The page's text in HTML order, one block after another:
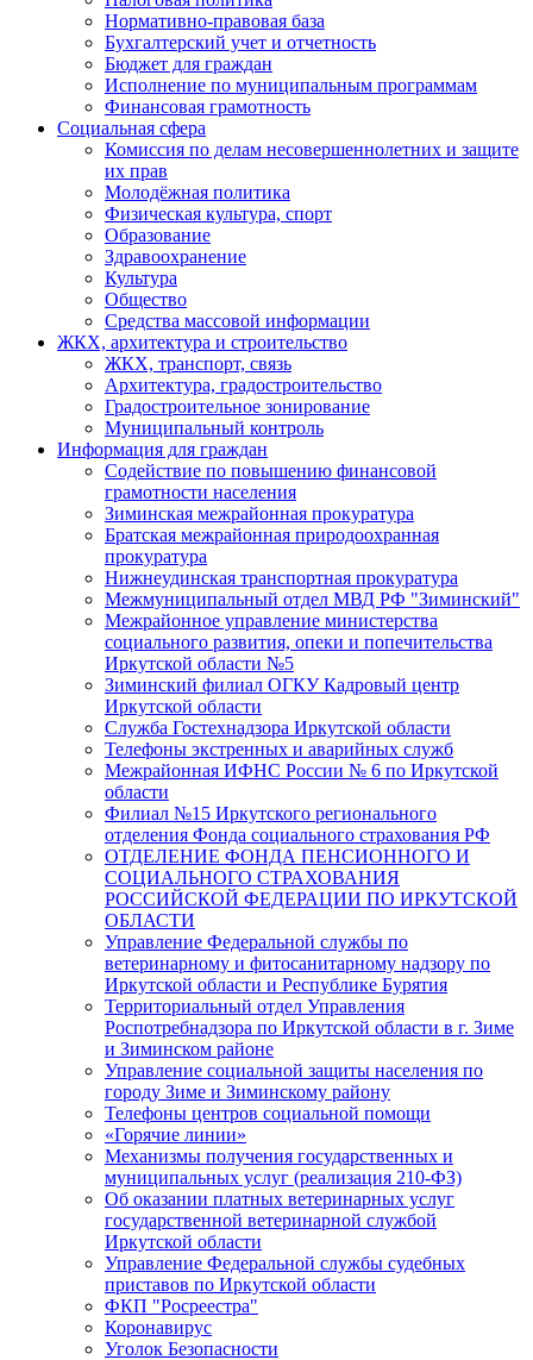
Нормативно-правовая база
Бухгалтерский учет и отчетность
Бюджет для граждан
Исполнение по муниципальным программам
Финансовая грамотность
Социальная сфера
Комиссия по делам несовершеннолетних и защите
их прав
Молодёжная политика
Физическая культура, спорт
Образование
Здравоохранение
Культура
Общество
Средства массовой информации
ЖКХ, архитектура и строительство
ЖКХ, транспорт, связь
Архитектура, градостроительство
Градостроительное зонирование
Муниципальный контроль
Информация для граждан
Содействие по повышению финансовой
грамотности населения
Зиминская межрайонная прокуратура
Братская межрайонная природоохранная
прокуратура
Нижнеудинская транспортная прокуратура
Межмуниципальный отдел МВД РФ "Зиминский"
Межрайонное управление министерства
социального развития, опеки и попечительства
Иркутской области №5
Зиминский филиал ОГКУ Кадровый центр
Иркутской области
Служба Гостехнадзора Иркутской области
Телефоны экстренных и аварийных служб
Межрайонная ИФНС России № 6 по Иркутской
области
Филиал №15 Иркутского регионального
отделения Фонда социального страхования РФ
ОТДЕЛЕНИЕ ФОНДА ПЕНСИОННОГО И
СОЦИАЛЬНОГО СТРАХОВАНИЯ
РОССИЙСКОЙ ФЕДЕРАЦИИ ПО ИРКУТСКОЙ
ОБЛАСТИ
Управление Федеральной службы по
ветеринарному и фитосанитарному надзору по
Иркутской области и Республике Бурятия
Территориальный отдел Управления
Роспотребнадзора по Иркутской области в г. Зиме
и Зиминском районе
Управление социальной защиты населения по
городу Зиме и Зиминскому району
Телефоны центров социальной помощи
«Горячие линии»
Механизмы получения государственных и
муниципальных услуг (реализация 210-ФЗ)
Об оказании платных ветеринарных услуг
государственной ветеринарной службой
Иркутской области
Управление Федеральной службы судебных
приставов по Иркутской области
ФКП "Росреестра"
Коронавирус
Уголок Безопасности